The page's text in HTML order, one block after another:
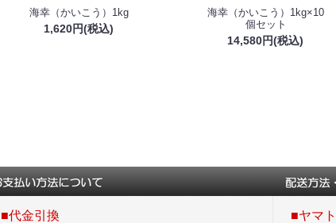
海幸（かいこう）1kg
1,620円(税込)
海幸（かいこう）1kg×10
個セット
14,580円(税込)
■代金引換
■ヤマ